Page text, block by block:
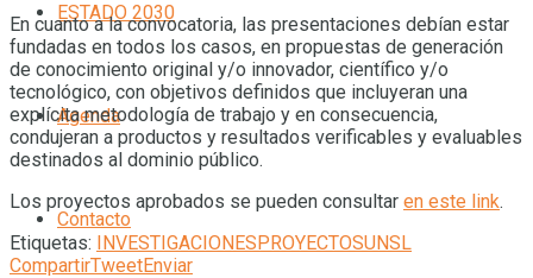
ESTADO 2030
Agenda
Contacto
En cuanto a la convocatoria, las presentaciones debían estar
fundadas en todos los casos, en propuestas de generación
de conocimiento original y/o innovador, científico y/o
tecnológico, con objetivos definidos que incluyeran una
explícita metodología de trabajo y en consecuencia,
condujeran a productos y resultados verificables y evaluables
destinados al dominio público.
Los proyectos aprobados se pueden consultar en este link.
Etiquetas: INVESTIGACIONESPROYECTOSUNSL
CompartirTweetEnviar